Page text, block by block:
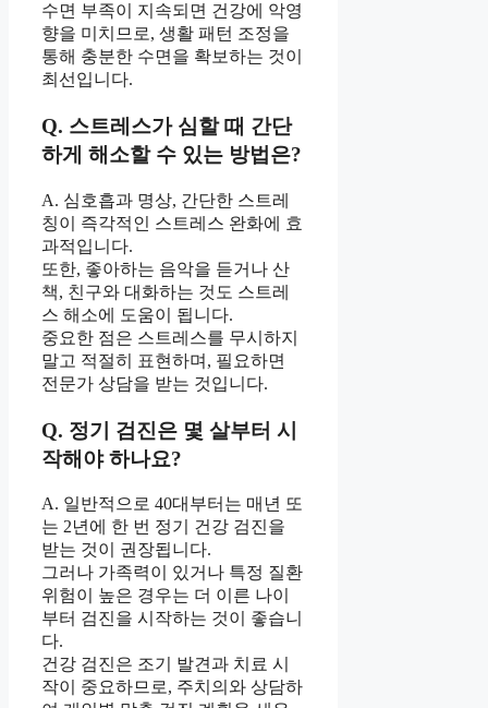
수면 부족이 지속되면 건강에 악영
향을 미치므로, 생활 패턴 조정을
통해 충분한 수면을 확보하는 것이
최선입니다.
Q. 스트레스가 심할 때 간단
하게 해소할 수 있는 방법은?
A. 심호흡과 명상, 간단한 스트레
칭이 즉각적인 스트레스 완화에 효
과적입니다.
또한, 좋아하는 음악을 듣거나 산
책, 친구와 대화하는 것도 스트레
스 해소에 도움이 됩니다.
중요한 점은 스트레스를 무시하지
말고 적절히 표현하며, 필요하면
전문가 상담을 받는 것입니다.
Q. 정기 검진은 몇 살부터 시
작해야 하나요?
A. 일반적으로 40대부터는 매년 또
는 2년에 한 번 정기 건강 검진을
받는 것이 권장됩니다.
그러나 가족력이 있거나 특정 질환
위험이 높은 경우는 더 이른 나이
부터 검진을 시작하는 것이 좋습니
다.
건강 검진은 조기 발견과 치료 시
작이 중요하므로, 주치의와 상담하